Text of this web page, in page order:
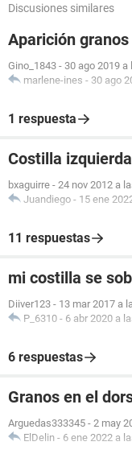
Discusiones similares
Aparición
Gino_1843 - 30 ago 2019 a
marlene-ines - 30 ago
1 respuesta
Costilla
bxaguirre - 24 nov 2012 a
Juandiego - 15 ene
11 respuestas
mi costilla se
Diiver123 - 13 mar 2017 a
P_6310 - 6 abr 2020 a
6 respuestas
Granos en el
Arguedas333345 - 2 may
ElDelin - 6 ene 2022 a